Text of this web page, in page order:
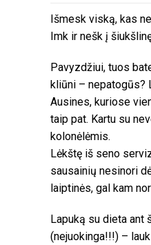
Išmesk viską, kas
Imk ir nešk į
Pavyzdžiui, tuos
kliūni – nepatogūs?
Ausines, kuriose
taip pat. Kartu su
kolonėlėmis.
Lėkštę iš seno
sausainių nesinori
laiptinės, gal kam
Lapuką su dieta ant
(nejuokinga!!!) –